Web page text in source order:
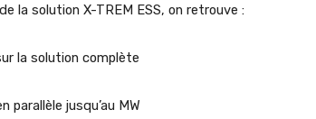
la solution X-TREM ESS, on retrouve :
la solution complète
parallèle jusqu’au MW